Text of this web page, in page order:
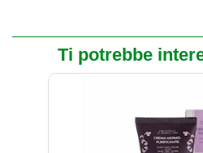
Ti potrebbe